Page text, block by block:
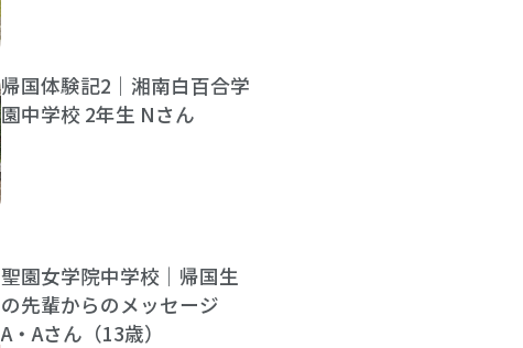
帰国体験記2｜湘南白百合学
園中学校 2年生 Nさん
聖園女学院中学校｜帰国生
の先輩からのメッセージ
A・Aさん（13歳）